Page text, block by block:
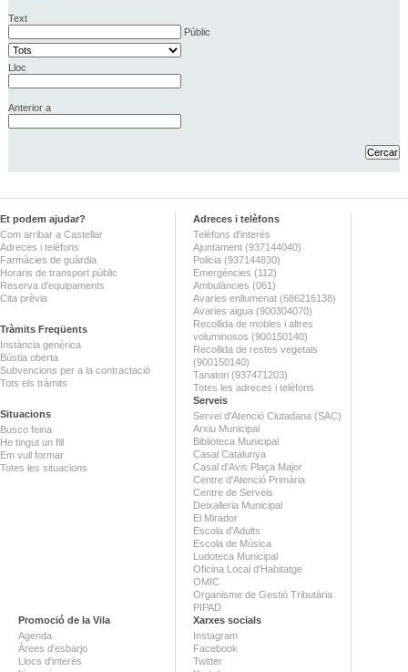
Text
Públic
Lloc
Anterior a
Et podem ajudar?
Com arribar a Castellar
Adreces i telèfons
Farmàcies de guàrdia
Horaris de transport públic
Reserva d'equipaments
Cita prèvia
Tràmits Freqüents
Instància genèrica
Bústia oberta
Subvencions per a la contractació
Tots els tràmits
Situacions
Busco feina
He tingut un fill
Em vull formar
Totes les situacions
Adreces i telèfons
Telèfons d'interès
Ajuntament (937144040)
Policia (937144830)
Emergències (112)
Ambulàncies (061)
Avaries enllumenat (686216138)
Avaries aigua (900304070)
Recollida de mobles i altres
voluminosos (900150140)
Recollida de restes vegetals
(900150140)
Tanatori (937471203)
Totes les adreces i telèfons
Serveis
Servei d'Atenció Ciutadana (SAC)
Arxiu Municipal
Biblioteca Municipal
Casal Catalunya
Casal d'Avis Plaça Major
Centre d'Atenció Primària
Centre de Serveis
Deixalleria Municipal
El Mirador
Escola d'Adults
Escola de Música
Ludoteca Municipal
Oficina Local d'Habitatge
OMIC
Organisme de Gestió Tributària
PIPAD
Promoció de la Vila
Agenda
Àrees d'esbarjo
Llocs d'interès
Xarxes socials
Instagram
Facebook
Twitter